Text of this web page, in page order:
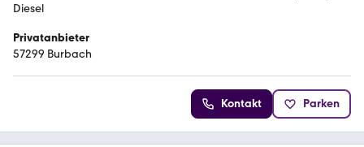
Diesel
Privatanbieter
57299 Burbach
Kontakt Parken